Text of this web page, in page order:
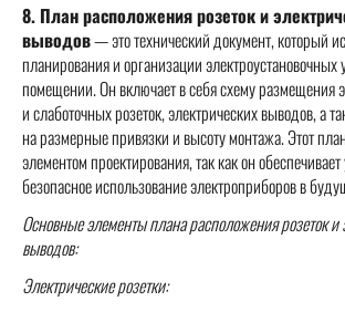
8. План расположения розеток и
выводов— это технический документ, который
планирования и организации электроустановочных
помещении. Он включает в себя схему размещения
и слаботочных розеток, электрических выводов, а
на размерные привязки и высоту монтажа. Этот
элементом проектирования, так как он
безопасное использование электроприборов в
Основные элементы плана расположения розеток и
выводов:
Электрические розетки: